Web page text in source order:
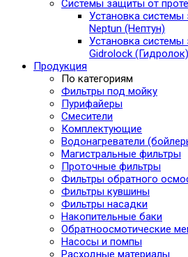
Системы защиты от
Установка
Neptun (Нептун)
Установка
Gidrolock (Гидролок)
Продукция
По категориям
Фильтры под мойку
Пурифайеры
Смесители
Комплектующие
Водонагреватели
Магистральные фильтры
Проточные фильтры
Фильтры обратного
Фильтры кувшины
Фильтры насадки
Накопительные баки
Обратноосмотические
Насосы и помпы
Расходные материалы